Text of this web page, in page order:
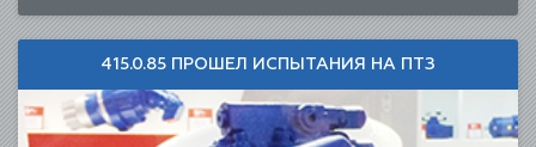
415.0.85 ПРОШЕЛ ИСПЫТАНИЯ НА ПТЗ